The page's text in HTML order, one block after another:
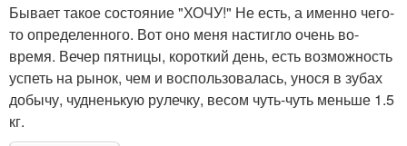
Бывает такое состояние "ХОЧУ!" Не есть, а именно чего-
то определенного. Вот оно меня настигло очень во-
время. Вечер пятницы, короткий день, есть возможность
успеть на рынок, чем и воспользовалась, унося в зубах
добычу, чудненькую рулечку, весом чуть-чуть меньше 1.5
кг.